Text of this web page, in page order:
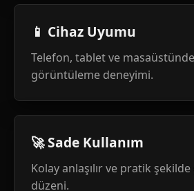
📱 Cihaz Uyumu
Telefon, tablet ve
görüntüleme deneyimi.
🚀 Sade Kullanım
Kolay anlaşılır ve pratik
düzeni.